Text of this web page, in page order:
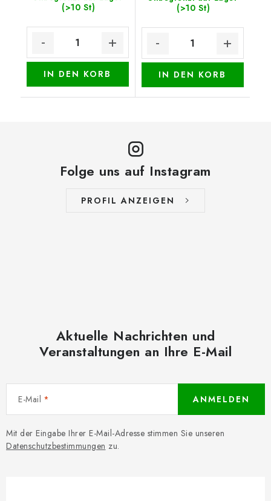
(>10 St)
IN DEN KORB
(>10 St)
IN DEN KORB
Folge uns auf Instagram
PROFIL ANZEIGEN
Aktuelle Nachrichten und
Veranstaltungen an Ihre E-Mail
E-Mail
Mit der Eingabe Ihrer E-Mail-Adresse stimmen Sie unseren
Datenschutzbestimmungen zu.
ANMELDEN